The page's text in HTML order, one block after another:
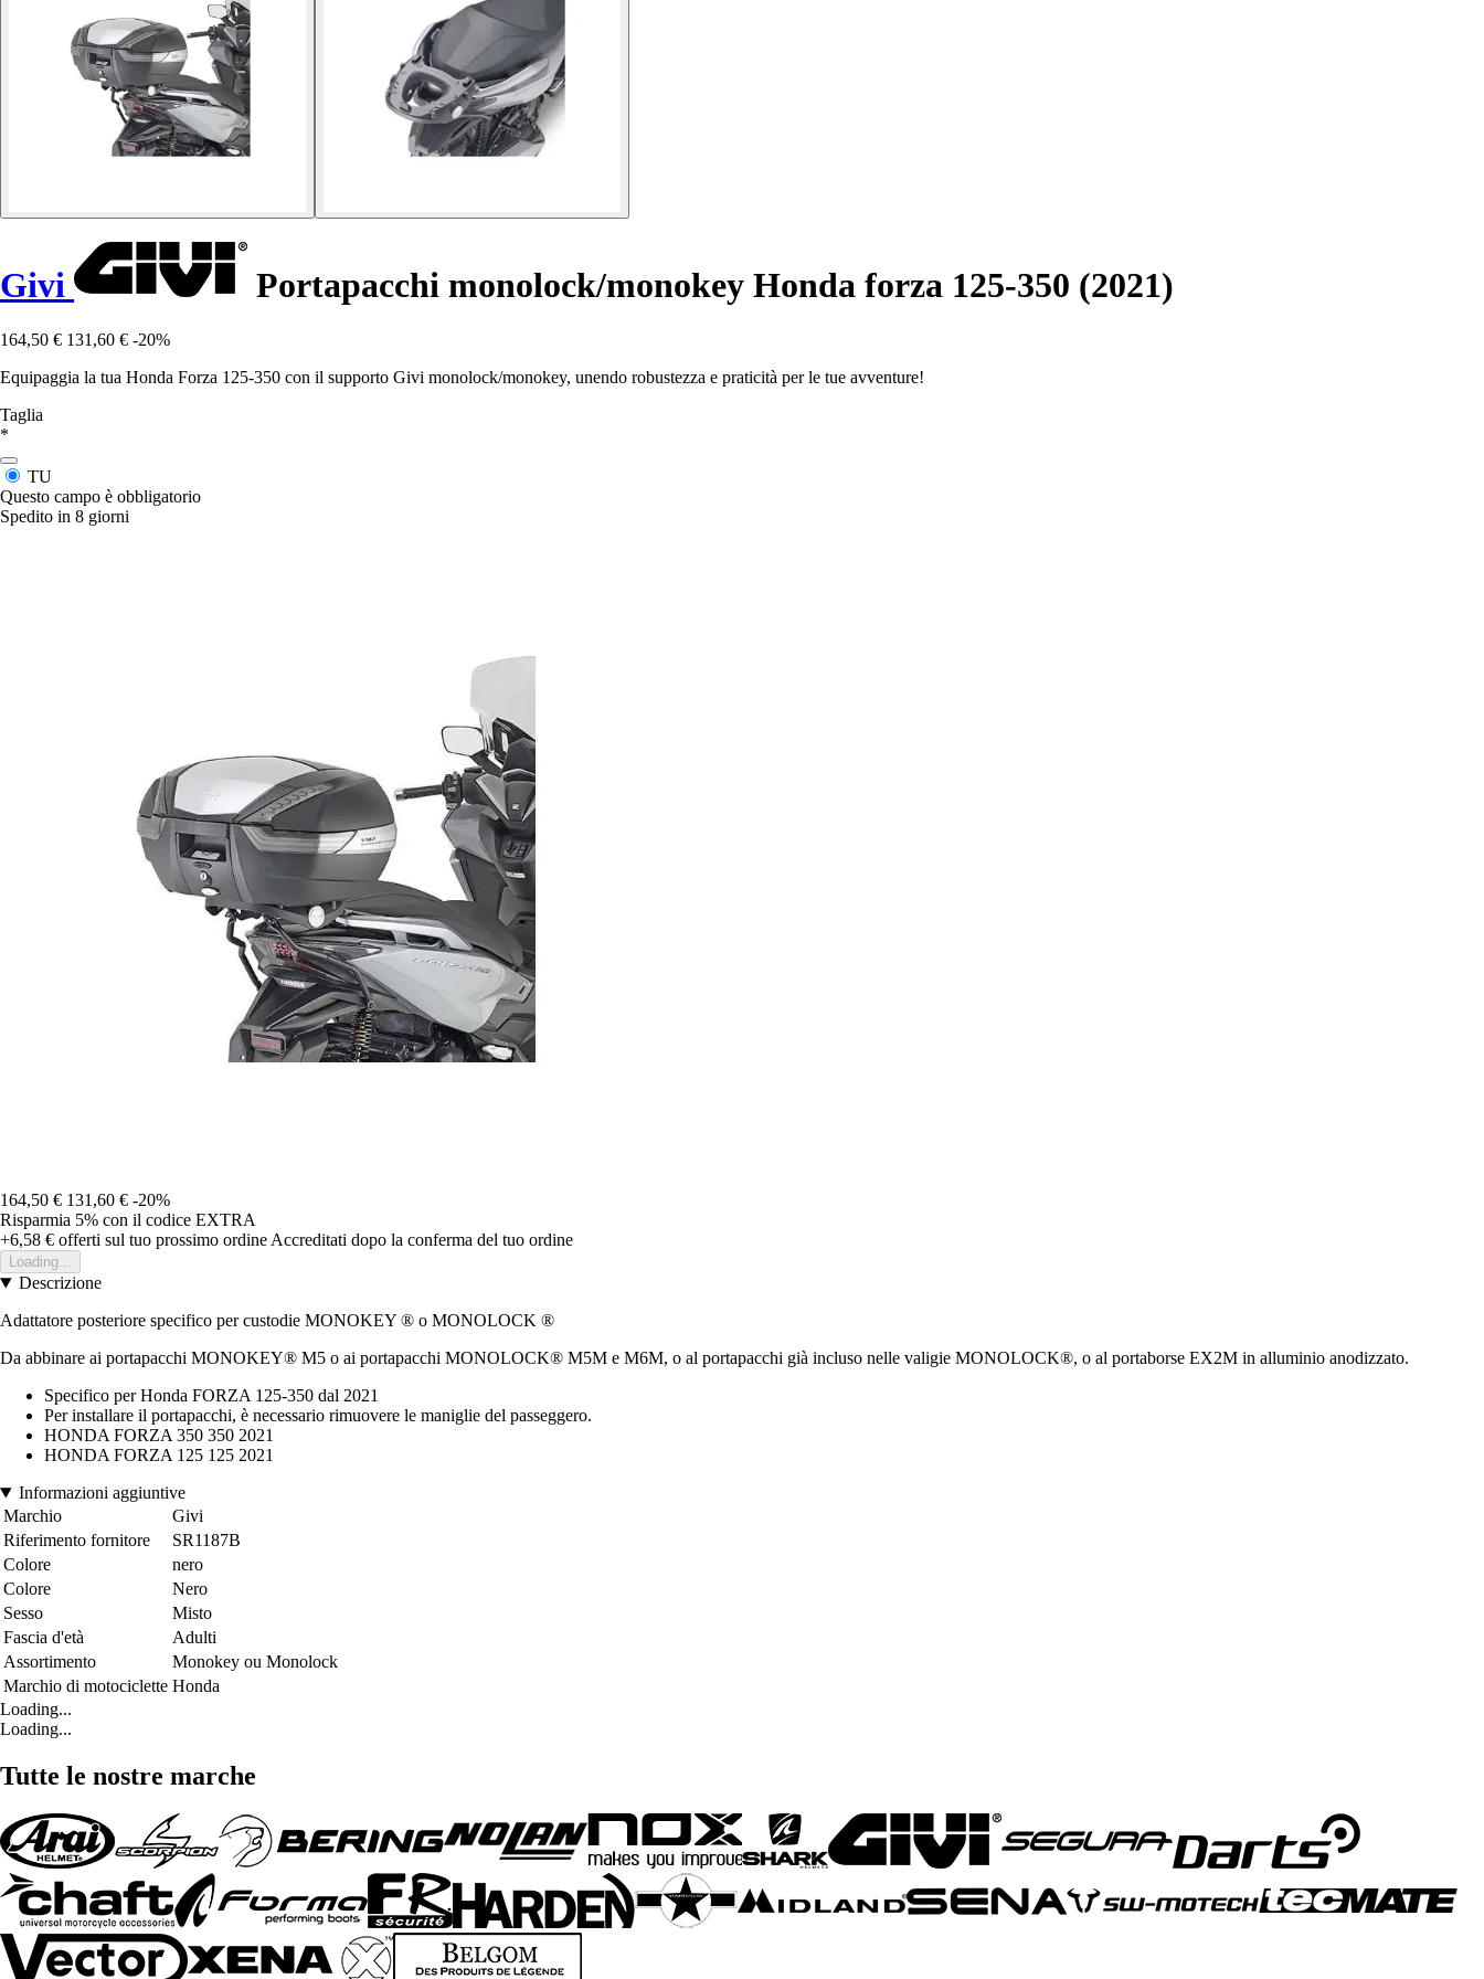
Givi Portapacchi monolock/monokey Honda forza 125-350 (2021)
164,50 € 131,60 € -20%
Equipaggia la tua Honda Forza 125-350 con il supporto Givi monolock/monokey, unendo robustezza e praticità per le tue avventure!
Taglia
*
TU
Questo campo è obbligatorio
Spedito in 8 giorni
164,50 € 131,60 € -20%
Risparmia 5% con il codice EXTRA
+6,58 € offerti sul tuo prossimo ordine Accreditati dopo la conferma del tuo ordine
Loading...
Descrizione
Adattatore posteriore specifico per custodie MONOKEY ® o MONOLOCK ®
Da abbinare ai portapacchi MONOKEY® M5 o ai portapacchi MONOLOCK® M5M e M6M, o al portapacchi già incluso nelle valigie MONOLOCK®, o al portaborse EX2M in alluminio anodizzato.
Specifico per Honda FORZA 125-350 dal 2021
Per installare il portapacchi, è necessario rimuovere le maniglie del passeggero.
HONDA FORZA 350 350 2021
HONDA FORZA 125 125 2021
Informazioni aggiuntive
Marchio
Givi
Riferimento fornitore
SR1187B
Colore
nero
Colore
Nero
Sesso
Misto
Fascia d'età
Adulti
Assortimento
Monokey ou Monolock
Marchio di motociclette Honda
Loading...
Loading...
Tutte le nostre marche